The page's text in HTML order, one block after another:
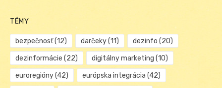
TÉMY
bezpečnosť(12) darčeky(11) dezinfo (20)
dezinformácie (22) digitálny marketing (10)
euroregióny(42) európska integrácia (42)